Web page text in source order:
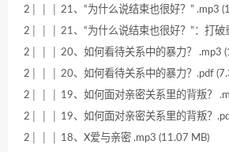
2│ │ │ 21、“为什么说结束也很好？” .mp3
2│ │ │ 21、“为什么说结束也很好？”：打破
2│ │ │ 20、如何看待关系中的暴力？ .mp3
2│ │ │ 20、如何看待关系中的暴力？.pdf
2│ │ │ 19、如何面对亲密关系里的背叛？
2│ │ │ 19、如何面对亲密关系里的背叛？
2│ │ │ 18、X爱与亲密 .mp3 (11.07 MB)